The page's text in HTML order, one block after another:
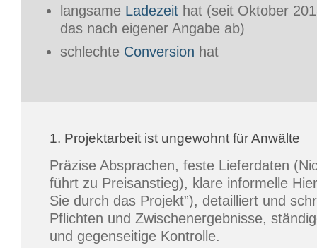
langsame Ladezeit hat (seit Oktober
das nach eigener Angabe ab)
schlechte Conversion hat
1. Projektarbeit ist ungewohnt für Anwälte
Präzise Absprachen, feste Lieferdaten
führt zu Preisanstieg), klare informelle
Sie durch das Projekt”), detailliert und
Pflichten und Zwischenergebnisse,
und gegenseitige Kontrolle.